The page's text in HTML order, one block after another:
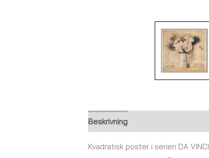
Beskrivning
Kvadratisk poster i serien DA VINCI